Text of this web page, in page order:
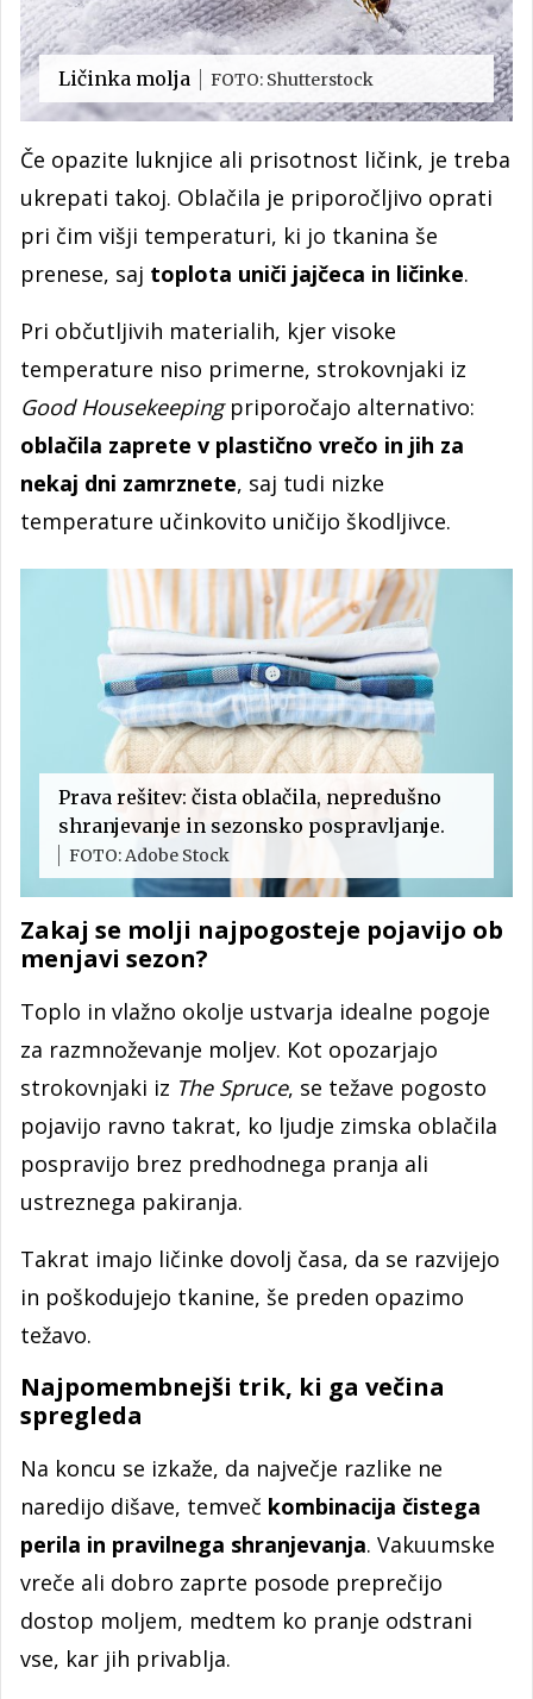
Ličinka molja FOTO: Shutterstock
Če opazite luknjice ali prisotnost ličink, je treba
ukrepati takoj. Oblačila je priporočljivo oprati
pri čim višji temperaturi, ki jo tkanina še
prenese, saj toplota uniči jajčeca in ličinke.
Pri občutljivih materialih, kjer visoke
temperature niso primerne, strokovnjaki iz
Good Housekeeping priporočajo alternativo:
oblačila zaprete v plastično vrečo in jih za
nekaj dni zamrznete, saj tudi nizke
temperature učinkovito uničijo škodljivce.
Prava rešitev: čista oblačila, nepredušno
shranjevanje in sezonsko pospravljanje.
FOTO: Adobe Stock
Zakaj se molji najpogosteje pojavijo ob
menjavi sezon?
Toplo in vlažno okolje ustvarja idealne pogoje
za razmnoževanje moljev. Kot opozarjajo
strokovnjaki iz The Spruce, se težave pogosto
pojavijo ravno takrat, ko ljudje zimska oblačila
pospravijo brez predhodnega pranja ali
ustreznega pakiranja.
Takrat imajo ličinke dovolj časa, da se razvijejo
in poškodujejo tkanine, še preden opazimo
težavo.
Najpomembnejši trik, ki ga večina
spregleda
Na koncu se izkaže, da največje razlike ne
naredijo dišave, temveč kombinacija čistega
perila in pravilnega shranjevanja. Vakuumske
vreče ali dobro zaprte posode preprečijo
dostop moljem, medtem ko pranje odstrani
vse, kar jih privablja.